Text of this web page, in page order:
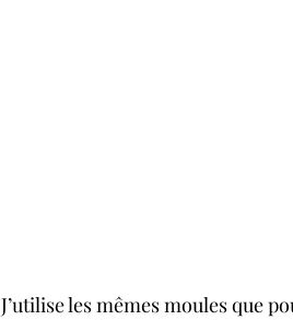
J’utilise les mêmes moules que